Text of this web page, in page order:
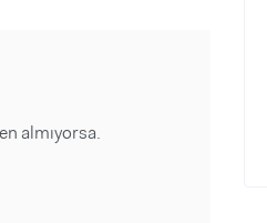
almıyorsa.